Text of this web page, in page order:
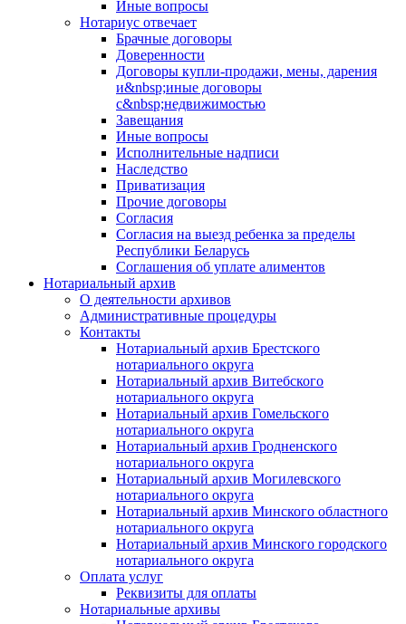
Иные вопросы
Нотариус отвечает
Брачные договоры
Доверенности
Договоры купли-продажи, мены, дарения
и&nbsp;иные договоры
с&nbsp;недвижимостью
Завещания
Иные вопросы
Исполнительные надписи
Наследство
Приватизация
Прочие договоры
Согласия
Согласия на выезд ребенка за пределы
Республики Беларусь
Соглашения об уплате алиментов
Нотариальный архив
О деятельности архивов
Административные процедуры
Контакты
Нотариальный архив Брестского
нотариального округа
Нотариальный архив Витебского
нотариального округа
Нотариальный архив Гомельского
нотариального округа
Нотариальный архив Гродненского
нотариального округа
Нотариальный архив Могилевского
нотариального округа
Нотариальный архив Минского областного
нотариального округа
Нотариальный архив Минского городского
нотариального округа
Оплата услуг
Реквизиты для оплаты
Нотариальные архивы